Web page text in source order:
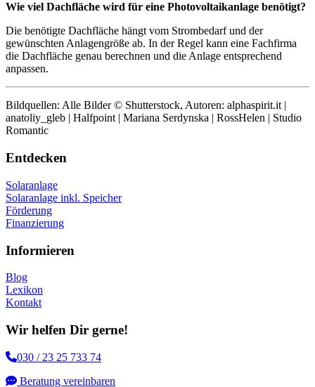
Wie viel Dachfläche wird für eine Photovoltaikanlage benötigt?
Die benötigte Dachfläche hängt vom Strombedarf und der
gewünschten Anlagengröße ab. In der Regel kann eine Fachfirma
die Dachfläche genau berechnen und die Anlage entsprechend
anpassen.
Bildquellen: Alle Bilder © Shutterstock, Autoren: alphaspirit.it |
anatoliy_gleb | Halfpoint | Mariana Serdynska | RossHelen | Studio
Romantic
Entdecken
Solaranlage
Solaranlage inkl. Speicher
Förderung
Finanzierung
Informieren
Blog
Lexikon
Kontakt
Wir helfen Dir gerne!
030 / 23 25 733 74
Beratung vereinbaren